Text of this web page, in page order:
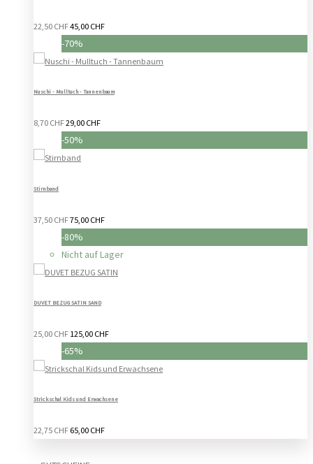
22,50 CHF45,00 CHF
-70%
Nuschi - Mulltuch - Tannenbaum
8,70 CHF29,00 CHF
-50%
Stirnband
37,50 CHF75,00 CHF
-80%
Nicht auf Lager
DUVET BEZUG SATIN SAND
25,00 CHF 125,00 CHF
-65%
Strickschal Kids und Erwachsene
22,75 CHF 65,00 CHF